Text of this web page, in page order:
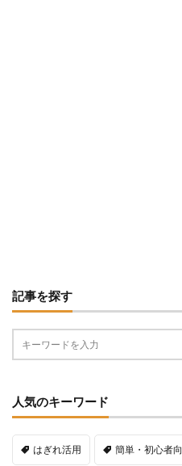
記事を探す
人気のキーワード
はぎれ活用 簡単・初心者